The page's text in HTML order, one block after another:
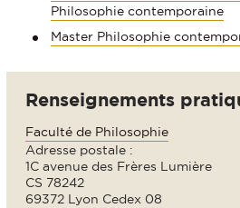
Philosophie contemporaine
Master Philosophie
Renseignements
Faculté de Philosophie
Adresse postale :
1C avenue des Frères Lumière
CS 78242
69372 Lyon Cedex 08